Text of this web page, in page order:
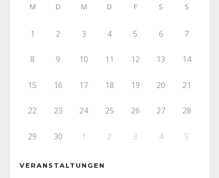
M D M D F S S
1 2 3 4 5 6 7
8 9 10 11 12 13 14
15 16 17 18 19 20 21
22 23 24 25 26 27 28
29 30 1 2 3 4 5
VERANSTALTUNGEN